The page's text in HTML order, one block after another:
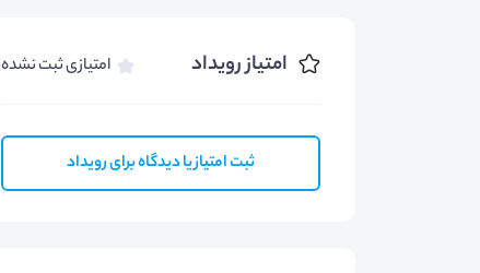
امتیاز رویداد امتیازی ثبت نشده
ثبت امتیاز یا دیدگاه برای رویداد